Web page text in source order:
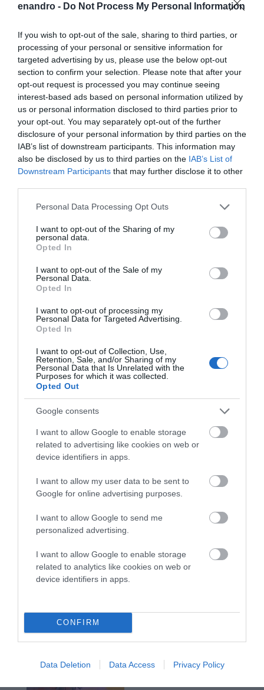
enandro - Do Not Process My Personal Information
If you wish to opt-out of the sale, sharing to third parties, or
processing of your personal or sensitive information for
targeted advertising by us, please use the below opt-out
section to confirm your selection. Please note that after your
opt-out request is processed you may continue seeing
interest-based ads based on personal information utilized by
us or personal information disclosed to third parties prior to
your opt-out. You may separately opt-out of the further
disclosure of your personal information by third parties on the
IAB’s list of downstream participants. This information may
also be disclosed by us to third parties on the IAB’s List of
Downstream Participants that may further disclose it to other
Please note that this website/app uses one or more Google
not limited to your visit or usage behaviour. You may click to
grant or deny consent to Google and its third-party tags to
use your data for below specified purposes in below Google
consent section.
Personal Data Processing Opt Outs
I want to opt-out of the Sharing of my
personal data.
Opted In
I want to opt-out of the Sale of my
Personal Data.
Opted In
I want to opt-out of processing my
Personal Data for Targeted Advertising.
Opted In
I want to opt-out of Collection, Use,
Retention, Sale, and/or Sharing of my
Personal Data that Is Unrelated with the
Purposes for which it was collected.
Opted Out
Google consents
I want to allow Google to enable storage
related to advertising like cookies on web or
device identifiers in apps.
I want to allow my user data to be sent to
Google for online advertising purposes.
I want to allow Google to send me
personalized advertising.
I want to allow Google to enable storage
related to analytics like cookies on web or
device identifiers in apps.
CONFIRM
Data Deletion Data Access Privacy Policy
Αποθήκευσε το όνομά μου, email, και τον ιστότοπο μου σε
αυτόν τον πλοηγό για την επόμενη φορά που θα σχολιάσω.